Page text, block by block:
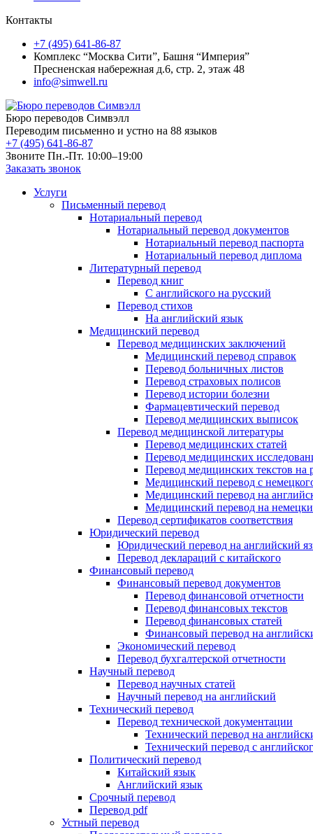
Контакты
+7 (495) 641-86-87
Комплекс “Москва Сити”, Башня “Империя”
Пресненская набережная д.6, стр. 2, этаж 48
info@simwell.ru
Бюро переводов Симвэлл
Переводим письменно и устно на 88 языков
+7 (495) 641-86-87
Звоните Пн.-Пт. 10:00–19:00
Заказать звонок
Услуги
Письменный перевод
Нотариальный перевод
Нотариальный перевод документов
Нотариальный перевод паспорта
Нотариальный перевод диплома
Литературный перевод
Перевод книг
С английского на русский
Перевод стихов
На английский язык
Медицинский перевод
Перевод медицинских заключений
Медицинский перевод справок
Перевод больничных листов
Перевод страховых полисов
Перевод истории болезни
Фармацевтический перевод
Перевод медицинских выписок
Перевод медицинской литературы
Перевод медицинских статей
Перевод медицинских
Перевод медицинских текстов на
Медицинский перевод с
Медицинский перевод на
Медицинский перевод на
Перевод сертификатов соответствия
Юридический перевод
Юридический перевод на английский
Перевод деклараций с китайского
Финансовый перевод
Финансовый перевод документов
Перевод финансовой отчетности
Перевод финансовых текстов
Перевод финансовых статей
Финансовый перевод на
Экономический перевод
Перевод бухгалтерской отчетности
Научный перевод
Перевод научных статей
Научный перевод на английский
Технический перевод
Перевод технической документации
Технический перевод на
Технический перевод с
Политический перевод
Китайский язык
Английский язык
Срочный перевод
Перевод pdf
Устный перевод